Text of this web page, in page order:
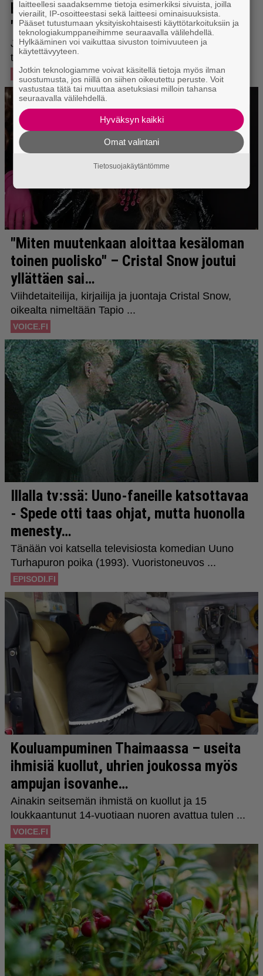
laitteellesi saadaksemme tietoja esimerkiksi sivuista, joilla
vierailit, IP-osoitteestasi sekä laitteesi ominaisuuksista.
Pääset tutustumaan yksityiskohtaisesti käyttötarkoituksiin ja
teknologiakumppaneihimme seuraavalla välilehdellä.
Hylkääminen voi vaikuttaa sivuston toimivuuteen ja
käytettävyyteen.
Jotkin teknologiamme voivat käsitellä tietoja myös ilman
suostumusta, jos niillä on siihen oikeutettu peruste. Voit
vastustaa tätä tai muuttaa asetuksiasi milloin tahansa
seuraavalla välilehdellä.
Hyväksyn kaikki
Omat valintani
Tietosuojakäytäntömme